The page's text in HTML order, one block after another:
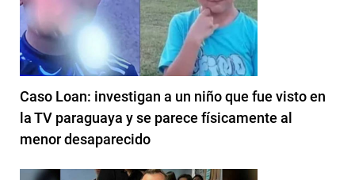
Caso Loan: investigan a un niño que fue visto en
la TV paraguaya y se parece físicamente al
menor desaparecido